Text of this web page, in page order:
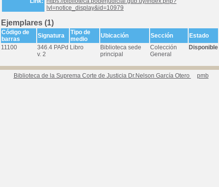
lvl=notice_display&id=10979
Ejemplares (1)
Código de
barras
Signatura
Tipo de
medio
Ubicación Sección
Estado
11100
346.4 PAPd
v. 2
Libro
Biblioteca sede
principal
Colección
General
Disponible
Biblioteca de la Suprema Corte de Justicia Dr.Nelson García Otero pmb